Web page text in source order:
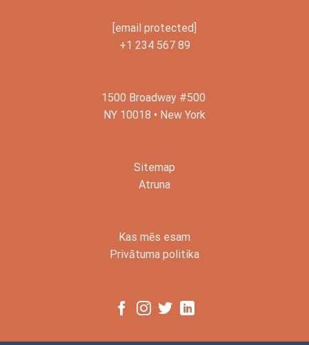
[email protected]
+1 234 567 89
1500 Broadway #500
NY 10018 • New York
Sitemap
Atruna
Kas mēs esam
Privātuma politika